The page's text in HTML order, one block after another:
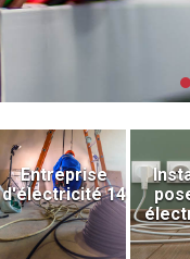
Entreprise
d'électricité 14